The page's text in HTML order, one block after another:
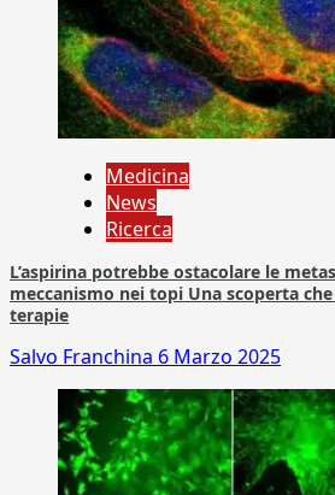
Medicina
News
Ricerca
L’aspirina potrebbe ostacolare le
meccanismo nei topi Una scoperta
terapie
Salvo Franchina 6 Marzo 2025